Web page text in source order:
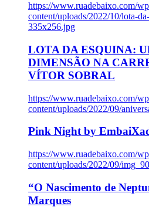
https://www.ruadebaixo.com/
content/uploads/2022/10/lota-
335x256.jpg
LOTA DA ESQUINA:
DIMENSÃO NA
VÍTOR SOBRAL
https://www.ruadebaixo.com/
content/uploads/2022/09/
Pink Night by
https://www.ruadebaixo.com/
content/uploads/2022/09/
“O Nascimento de
Marques